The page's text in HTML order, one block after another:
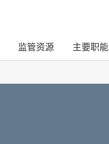
监管资源 主要职能